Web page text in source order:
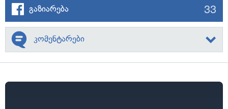
გაზიარება 33
კომენტარები